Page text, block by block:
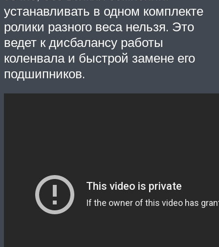
устанавливать в одном комплекте
ролики разного веса нельзя. Это
ведет к дисбалансу работы
коленвала и быстрой замене его
подшипников.